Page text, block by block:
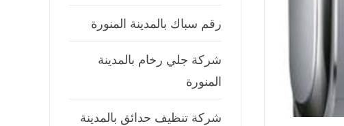
رقم سباك بالمدينة المنورة
شركة جلي رخام بالمدينة
المنورة
شركة تنظيف حدائق بالمدينة